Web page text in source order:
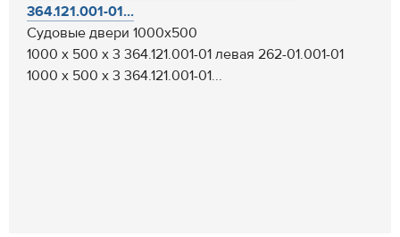
364.121.001-01...
Судовые двери 1000х500
1000 х 500 х 3 364.121.001-01 левая 262-01.001-01
1000 х 500 х 3 364.121.001-01...